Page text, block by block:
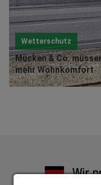
Wetterschutz
Mücken & Co.
mehr Wohnkomfort